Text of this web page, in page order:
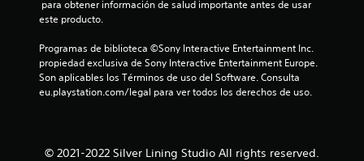
este producto.
Programas de biblioteca ©Sony Interactive Entertainment Inc.
propiedad exclusiva de Sony Interactive Entertainment Europe.
Son aplicables los Términos de uso del Software. Consulta
eu.playstation.com/legal para ver todos los derechos de uso.
© 2021-2022 Silver Lining Studio All rights reserved.